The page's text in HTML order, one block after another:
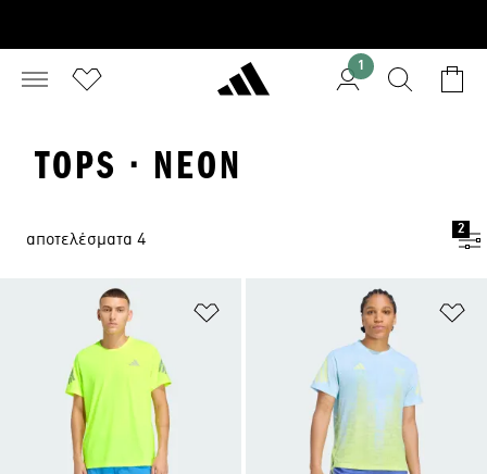
1
TOPS · NEON
αποτελέσματα 4
2
Προσθήκη στη Λίστα Επιθυμιών